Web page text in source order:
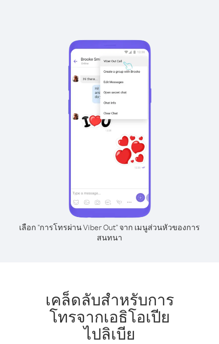
เลือก "การโทรผ่าน Viber Out" จาก เมนูส่วนหัวของการ
สนทนา
เคล็ดลับสำหรับการ
โทรจากเอธิโอเปีย
ไปลิเบีย